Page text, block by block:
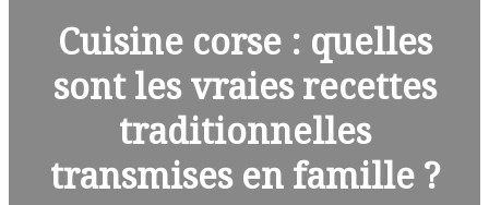
Cuisine corse : quelles
sont les vraies recettes
traditionnelles
transmises en famille ?